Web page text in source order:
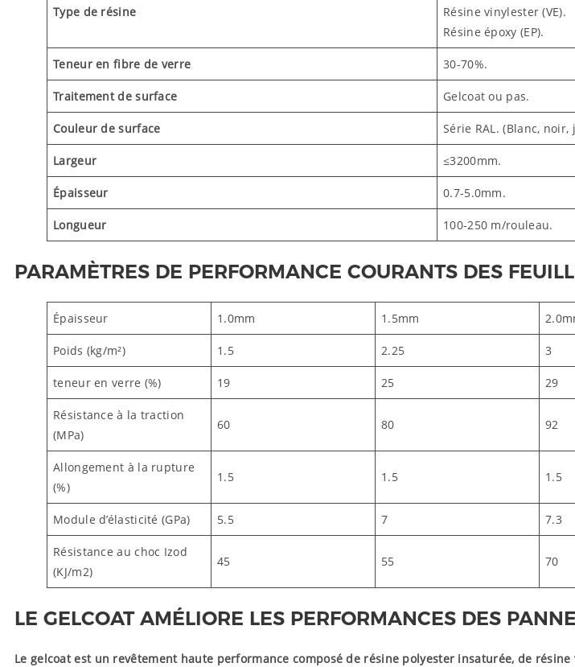
Type de résine
Résine vinylester (VE).
Résine époxy (EP).
Teneur en fibre de verre 30-70%.
Traitement de surface Gelcoat ou pas.
Couleur de surface Série RAL. (Blanc,
Largeur ≤3200mm.
Épaisseur 0.7-5.0mm.
Longueur 100-250 m/rouleau.
PARAMÈTRES DE PERFORMANCE COURANTS DES
Épaisseur 1.0mm 1.5mm
Poids (kg/m²) 1.5 2.25 3
teneur en verre (%) 19 25 29
Résistance à la traction
(MPa)
60 80 92
Allongement à la rupture
(%)
1.5 1.5 1.5
Module d’élasticité (GPa) 5.5 7 7.3
Résistance au choc Izod
(KJ/m2)
45 55 70
LE GELCOAT AMÉLIORE LES PERFORMANCES DES
Le gelcoat est un revêtement haute performance composé de résine polyester insaturée, de